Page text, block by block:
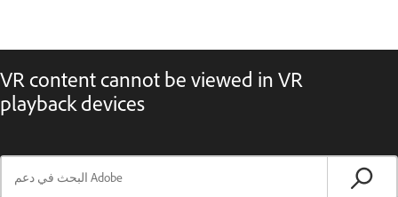
VR content cannot be viewed in VR
playback devices